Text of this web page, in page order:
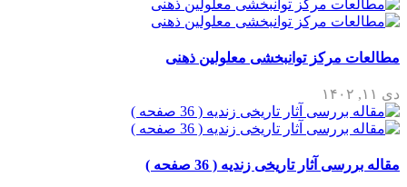
مطالعات مرکز توانبخشی معلولین ذهنی
دی ۱۱, ۱۴۰۲
مقاله بررسی آثار تاریخی زندیه ( 36 صفحه )